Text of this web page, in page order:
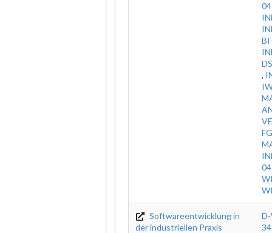
,
Softwareentwicklung in
der industriellen Praxis